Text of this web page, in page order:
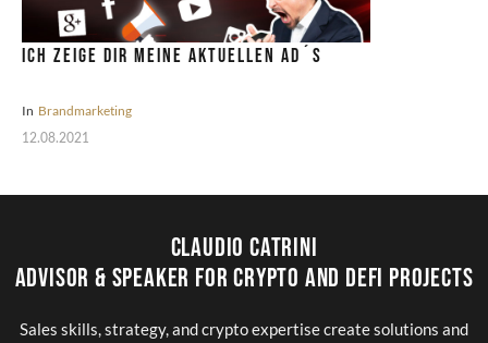
Ich zeige dir meine aktuellen Ad´s
In Brandmarketing
12.08.2021
Claudio Catrini
Advisor & Speaker for Crypto and DeFi Projects
Sales skills, strategy, and crypto expertise create solutions and